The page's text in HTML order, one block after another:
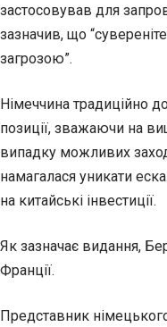
застосовував для
зазначив, що
загрозою”.
Німеччина традиційно
позиції, зважаючи на
випадку можливих
намагалася уникати
на китайські інвестиції.
Як зазначає видання,
Франції.
Представник